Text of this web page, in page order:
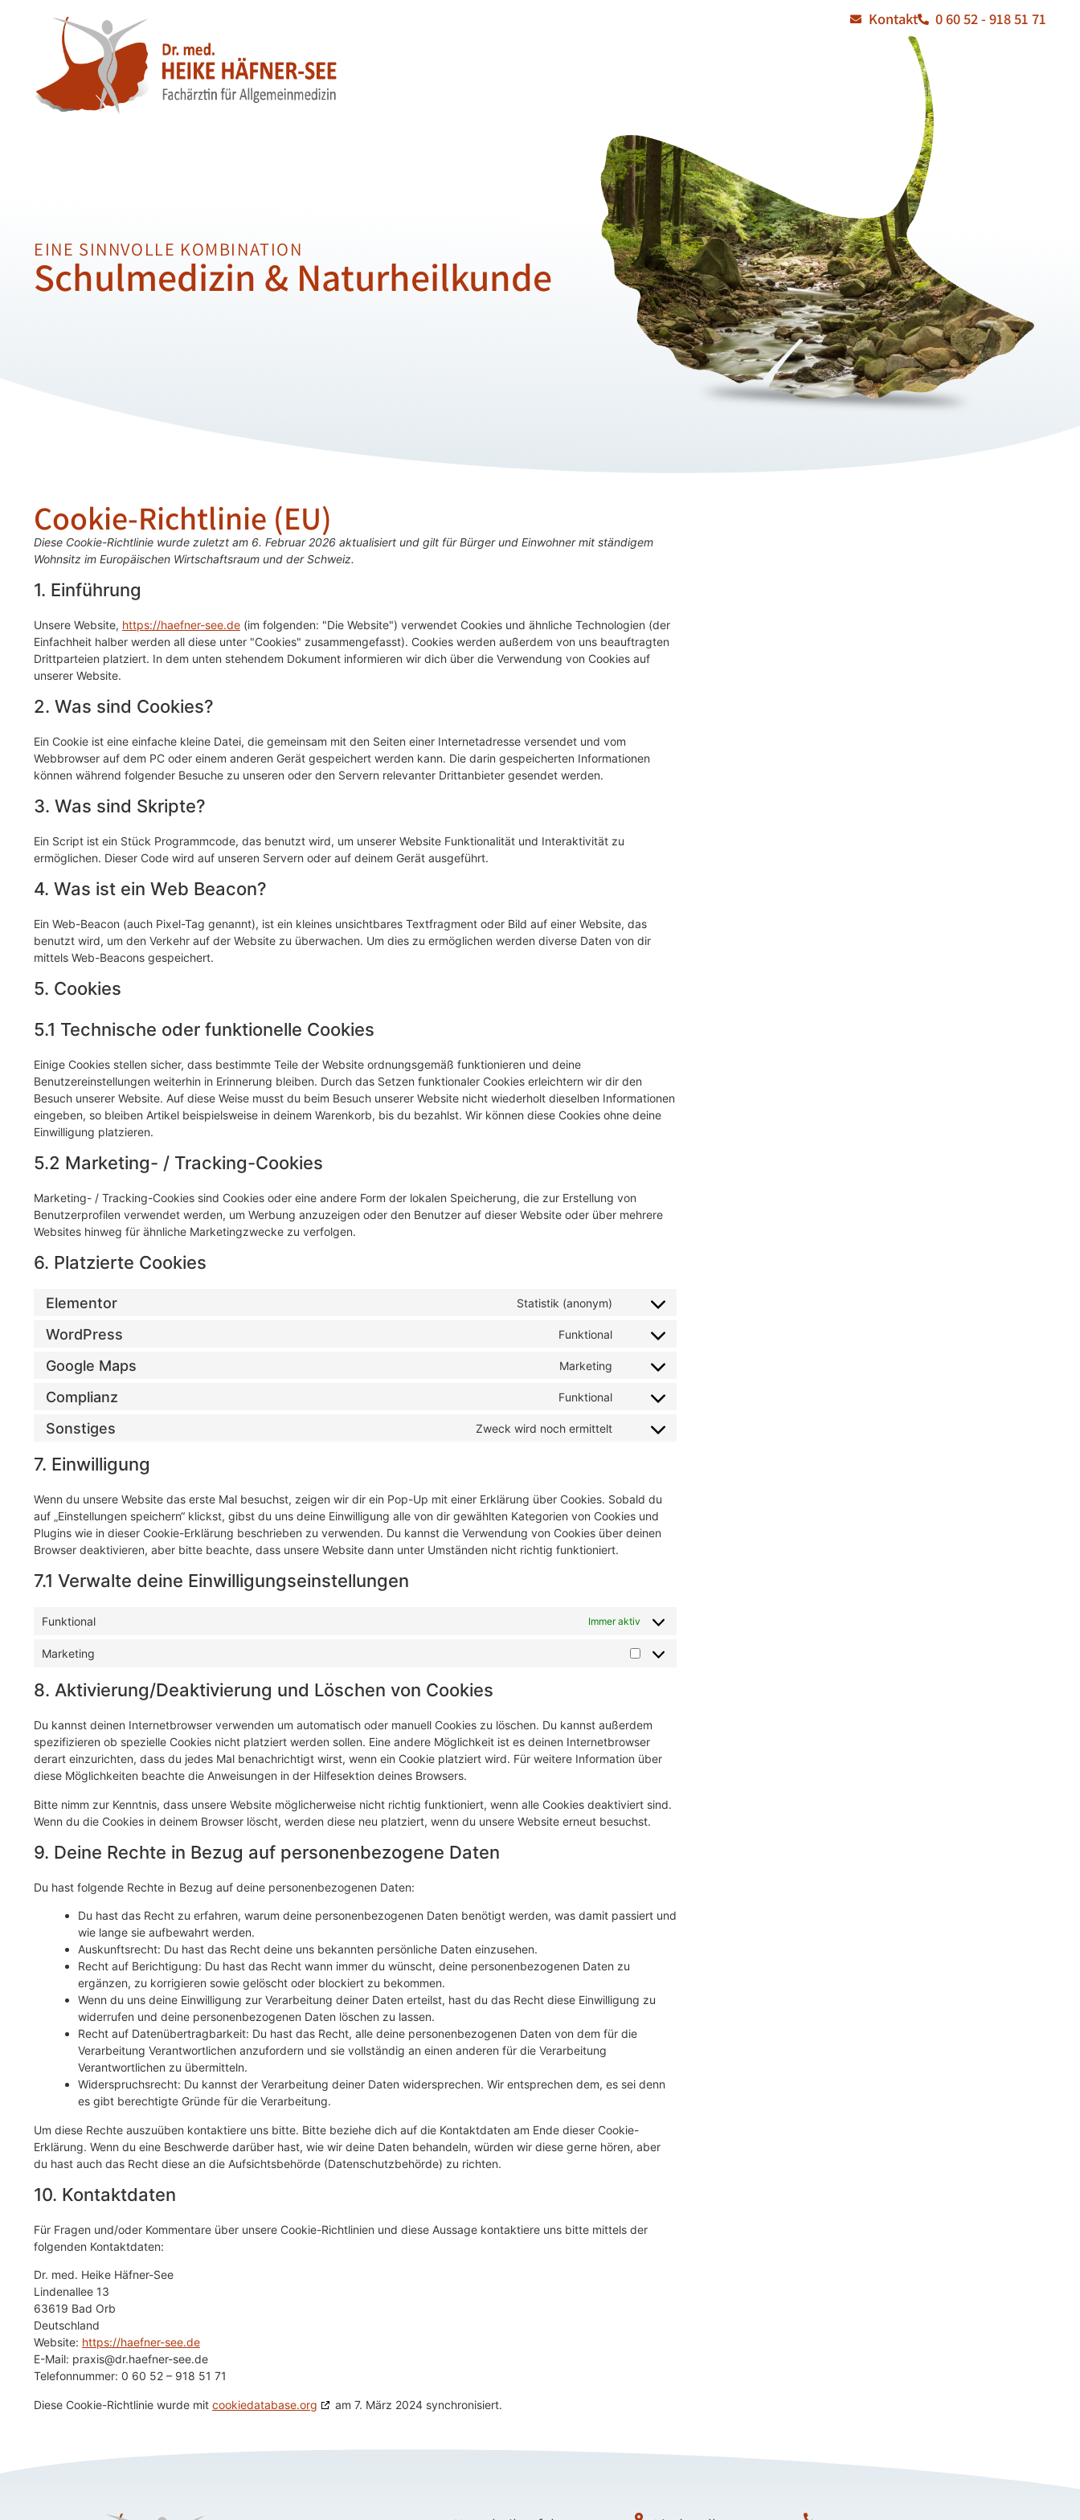
Kontakt 0 60 52 - 918 51 71
EINE SINNVOLLE KOMBINATION
Schulmedizin & Naturheilkunde
Cookie-Richtlinie (EU)
Diese Cookie-Richtlinie wurde zuletzt am 6. Februar 2026 aktualisiert und gilt für Bürger und Einwohner mit ständigem
Wohnsitz im Europäischen Wirtschaftsraum und der Schweiz.
1. Einführung
Unsere Website, https://haefner-see.de (im folgenden: "Die Website") verwendet Cookies und ähnliche Technologien (der
Einfachheit halber werden all diese unter "Cookies" zusammengefasst). Cookies werden außerdem von uns beauftragten
Drittparteien platziert. In dem unten stehendem Dokument informieren wir dich über die Verwendung von Cookies auf
unserer Website.
2. Was sind Cookies?
Ein Cookie ist eine einfache kleine Datei, die gemeinsam mit den Seiten einer Internetadresse versendet und vom
Webbrowser auf dem PC oder einem anderen Gerät gespeichert werden kann. Die darin gespeicherten Informationen
können während folgender Besuche zu unseren oder den Servern relevanter Drittanbieter gesendet werden.
3. Was sind Skripte?
Ein Script ist ein Stück Programmcode, das benutzt wird, um unserer Website Funktionalität und Interaktivität zu
ermöglichen. Dieser Code wird auf unseren Servern oder auf deinem Gerät ausgeführt.
4. Was ist ein Web Beacon?
Ein Web-Beacon (auch Pixel-Tag genannt), ist ein kleines unsichtbares Textfragment oder Bild auf einer Website, das
benutzt wird, um den Verkehr auf der Website zu überwachen. Um dies zu ermöglichen werden diverse Daten von dir
mittels Web-Beacons gespeichert.
5. Cookies
5.1 Technische oder funktionelle Cookies
Einige Cookies stellen sicher, dass bestimmte Teile der Website ordnungsgemäß funktionieren und deine
Benutzereinstellungen weiterhin in Erinnerung bleiben. Durch das Setzen funktionaler Cookies erleichtern wir dir den
Besuch unserer Website. Auf diese Weise musst du beim Besuch unserer Website nicht wiederholt dieselben Informationen
eingeben, so bleiben Artikel beispielsweise in deinem Warenkorb, bis du bezahlst. Wir können diese Cookies ohne deine
Einwilligung platzieren.
5.2 Marketing- / Tracking-Cookies
Marketing- / Tracking-Cookies sind Cookies oder eine andere Form der lokalen Speicherung, die zur Erstellung von
Benutzerprofilen verwendet werden, um Werbung anzuzeigen oder den Benutzer auf dieser Website oder über mehrere
Websites hinweg für ähnliche Marketingzwecke zu verfolgen.
6. Platzierte Cookies
Elementor Statistik (anonym)
WordPress Funktional
Google Maps Marketing
Complianz Funktional
Sonstiges Zweck wird noch ermittelt
7. Einwilligung
Wenn du unsere Website das erste Mal besuchst, zeigen wir dir ein Pop-Up mit einer Erklärung über Cookies. Sobald du
auf „Einstellungen speichern“ klickst, gibst du uns deine Einwilligung alle von dir gewählten Kategorien von Cookies und
Plugins wie in dieser Cookie-Erklärung beschrieben zu verwenden. Du kannst die Verwendung von Cookies über deinen
Browser deaktivieren, aber bitte beachte, dass unsere Website dann unter Umständen nicht richtig funktioniert.
7.1 Verwalte deine Einwilligungseinstellungen
Funktional Immer aktiv
Marketing
8. Aktivierung/Deaktivierung und Löschen von Cookies
Du kannst deinen Internetbrowser verwenden um automatisch oder manuell Cookies zu löschen. Du kannst außerdem
spezifizieren ob spezielle Cookies nicht platziert werden sollen. Eine andere Möglichkeit ist es deinen Internetbrowser
derart einzurichten, dass du jedes Mal benachrichtigt wirst, wenn ein Cookie platziert wird. Für weitere Information über
diese Möglichkeiten beachte die Anweisungen in der Hilfesektion deines Browsers.
Bitte nimm zur Kenntnis, dass unsere Website möglicherweise nicht richtig funktioniert, wenn alle Cookies deaktiviert sind.
Wenn du die Cookies in deinem Browser löscht, werden diese neu platziert, wenn du unsere Website erneut besuchst.
9. Deine Rechte in Bezug auf personenbezogene Daten
Du hast folgende Rechte in Bezug auf deine personenbezogenen Daten:
Du hast das Recht zu erfahren, warum deine personenbezogenen Daten benötigt werden, was damit passiert und
wie lange sie aufbewahrt werden.
Auskunftsrecht: Du hast das Recht deine uns bekannten persönliche Daten einzusehen.
Recht auf Berichtigung: Du hast das Recht wann immer du wünscht, deine personenbezogenen Daten zu
ergänzen, zu korrigieren sowie gelöscht oder blockiert zu bekommen.
Wenn du uns deine Einwilligung zur Verarbeitung deiner Daten erteilst, hast du das Recht diese Einwilligung zu
widerrufen und deine personenbezogenen Daten löschen zu lassen.
Recht auf Datenübertragbarkeit: Du hast das Recht, alle deine personenbezogenen Daten von dem für die
Verarbeitung Verantwortlichen anzufordern und sie vollständig an einen anderen für die Verarbeitung
Verantwortlichen zu übermitteln.
Widerspruchsrecht: Du kannst der Verarbeitung deiner Daten widersprechen. Wir entsprechen dem, es sei denn
es gibt berechtigte Gründe für die Verarbeitung.
Um diese Rechte auszuüben kontaktiere uns bitte. Bitte beziehe dich auf die Kontaktdaten am Ende dieser Cookie-
Erklärung. Wenn du eine Beschwerde darüber hast, wie wir deine Daten behandeln, würden wir diese gerne hören, aber
du hast auch das Recht diese an die Aufsichtsbehörde (Datenschutzbehörde) zu richten.
10. Kontaktdaten
Für Fragen und/oder Kommentare über unsere Cookie-Richtlinien und diese Aussage kontaktiere uns bitte mittels der
folgenden Kontaktdaten:
Dr. med. Heike Häfner-See
Lindenallee 13
63619 Bad Orb
Deutschland
Website: https://haefner-see.de
E-Mail: praxis@dr.haefner-see.de
Telefonnummer: 0 60 52 – 918 51 71
Diese Cookie-Richtlinie wurde mit cookiedatabase.org am 7. März 2024 synchronisiert.